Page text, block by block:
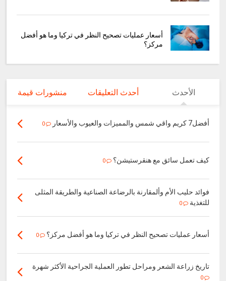
أسعار عمليات تصحيح النظر في تركيا وما هو أفضل
مركز؟
الأحدث أحدث التعليقات منشورات قيمة
أفضل7 كريم واقي شمس والمميزات والعيوب والأسعار 0
كيف تعمل سائق مع هنقرستيشن؟ 0
فوائد حليب الأم وألمقارنة بالرضاعة الصناعية والطريقة المثلى
للتغذية
0
أسعار عمليات تصحيح النظر في تركيا وما هو أفضل مركز؟ 0
تاريخ زراعة الشعر ومراحل تطور العملية الجراحية الأكثر شهرة
0